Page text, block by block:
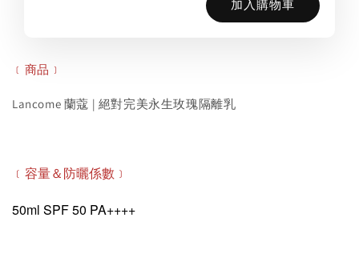
加入購物車
﹝商品﹞
Lancome 蘭蔻 | 絕對完美永生玫瑰隔離乳
﹝容量＆防曬係數﹞
50ml SPF 50 PA++++